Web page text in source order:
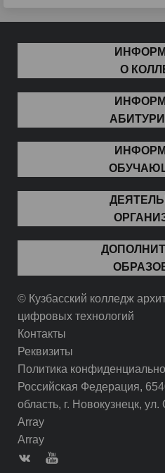
О
© Кузбасский колледж
цифровых технологий
Контакты
Реквизиты
Политика
Российская Федерация,
область, г. Новокузнецк,
Array
Array